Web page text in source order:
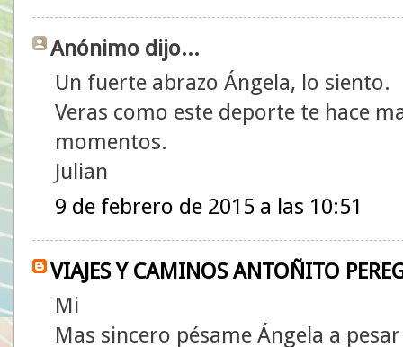
Anónimo dijo...
Un fuerte abrazo Ángela, lo siento.
Veras como este deporte te hace
momentos.
Julian
9 de febrero de 2015 a las 10:51
VIAJES Y CAMINOS ANTOÑITO
Mi
Mas sincero pésame Ángela a